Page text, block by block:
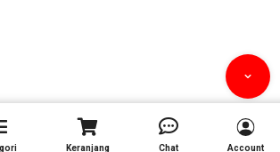

Keranjang

Chat Account